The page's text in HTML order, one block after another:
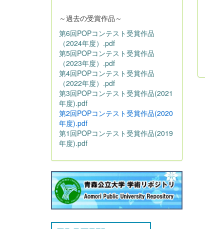
～過去の受賞作品～
第6回POPコンテスト受賞作品
（2024年度）.pdf
第5回POPコンテスト受賞作品
（2023年度）.pdf
第4回POPコンテスト受賞作品
（2022年度）.pdf
第3回POPコンテスト受賞作品(2021
年度).pdf
第2回POPコンテスト受賞作品(2020
年度).pdf
第1回POPコンテスト受賞作品(2019
年度).pdf